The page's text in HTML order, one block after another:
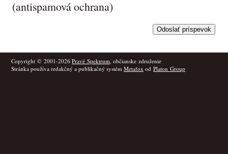
(antispamová ochrana)
Copyright © 2001-2026 Pravé Spektrum, občianske združenie
Stránka používa redakčný a publikačný systém Metafox od Platon Group